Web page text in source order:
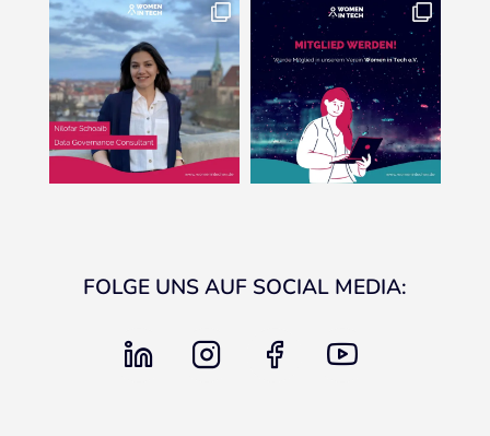
FOLGE UNS AUF SOCIAL MEDIA:
linkedin instagram